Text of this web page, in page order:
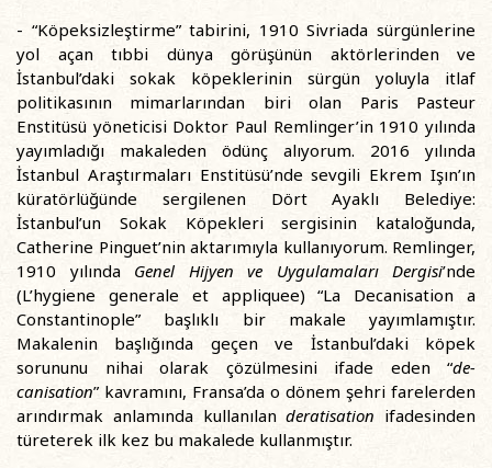
- “Köpeksizleştirme” tabirini, 1910 Sivriada sürgünlerine
yol açan tıbbi dünya görüşünün aktörlerinden ve
İstanbul’daki sokak köpeklerinin sürgün yoluyla itlaf
politikasının mimarlarından biri olan Paris Pasteur
Enstitüsü yöneticisi Doktor Paul Remlinger’in 1910 yılında
yayımladığı makaleden ödünç alıyorum. 2016 yılında
İstanbul Araştırmaları Enstitüsü’nde sevgili Ekrem Işın’ın
küratörlüğünde sergilenen Dört Ayaklı Belediye:
İstanbul’un Sokak Köpekleri sergisinin kataloğunda,
Catherine Pinguet’nin aktarımıyla kullanıyorum. Remlinger,
1910 yılında Genel Hijyen ve Uygulamaları Dergisi’nde
(L’hygiene generale et appliquee) “La Decanisation a
Constantinople” başlıklı bir makale yayımlamıştır.
Makalenin başlığında geçen ve İstanbul’daki köpek
sorununu nihai olarak çözülmesini ifade eden “de-
canisation” kavramını, Fransa’da o dönem şehri farelerden
arındırmak anlamında kullanılanderatisation ifadesinden
türeterek ilk kez bu makalede kullanmıştır.